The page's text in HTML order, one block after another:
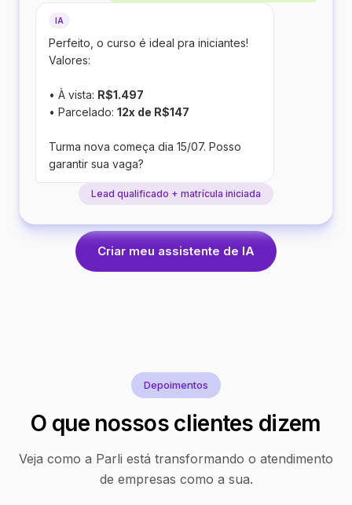
IA
Perfeito, o curso é ideal pra iniciantes!
Valores:
• À vista: R$1.497
• Parcelado: 12x de R$147
Turma nova começa dia 15/07. Posso
garantir sua vaga?
Lead qualificado + matrícula iniciada
Criar meu assistente de IA
Depoimentos
O que nossos clientes dizem
Veja como a Parli está transformando o atendimento
de empresas como a sua.